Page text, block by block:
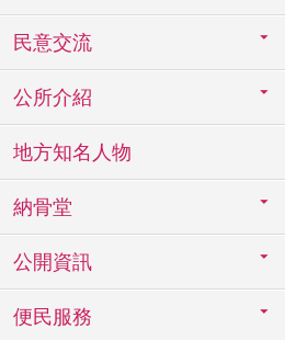
民意交流
公所介紹
地方知名人物
納骨堂
公開資訊
便民服務